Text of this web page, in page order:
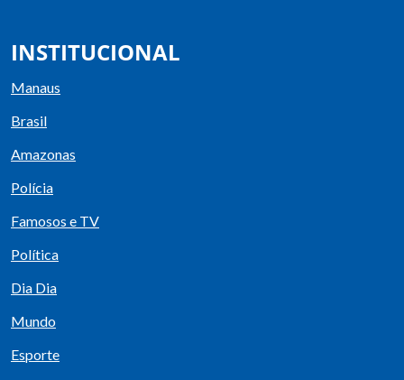
INSTITUCIONAL
Manaus
Brasil
Amazonas
Polícia
Famosos e TV
Política
Dia Dia
Mundo
Esporte